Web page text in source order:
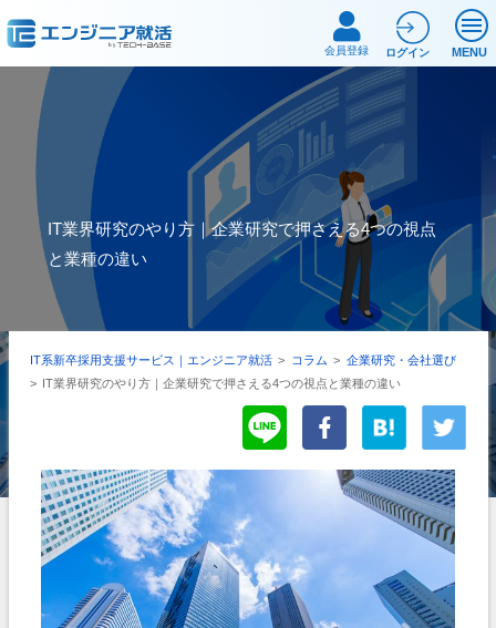
MENU
会員登録 ログイン
IT業界研究のやり方｜企業研究で押さえる4つの視点
と業種の違い
IT系新卒採用支援サービス｜エンジニア就活 > コラム > 企業研究・会社選び
> IT業界研究のやり方｜企業研究で押さえる4つの視点と業種の違い